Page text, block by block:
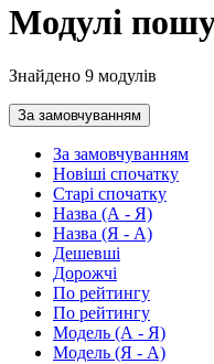
Модулі
Знайдено 9 модулів
За замовчуванням
За замовчуванням
Новіші спочатку
Старі спочатку
Назва (А - Я)
Назва (Я - А)
Дешевші
Дорожчі
По рейтингу
По рейтингу
Модель (А - Я)
Модель (Я - А)